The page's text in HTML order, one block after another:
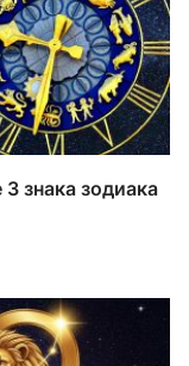
знака зодиака